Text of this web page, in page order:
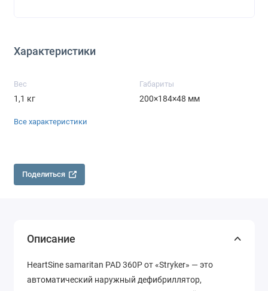
Характеристики
Вес
1,1 кг
Габариты
200×184×48 мм
Все характеристики
Поделиться
Описание
HeartSine samaritan PAD 360P от «Stryker» — это
автоматический наружный дефибриллятор,